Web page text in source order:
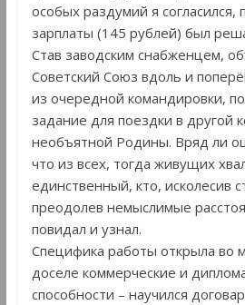
особых раздумий я согласился,
зарплаты (145 рублей) был
Став заводским снабженцем,
Советский Союз вдоль и
из очередной командировки,
задание для поездки в другой
необъятной Родины. Вряд ли
что из всех, тогда живущих
единственный, кто, исколесив
преодолев немыслимые
повидал и узнал.
Специфика работы открыла во
доселе коммерческие и
способности – научился